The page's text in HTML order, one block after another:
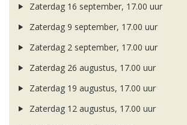
Zaterdag 16 september, 17.00 uur
Zaterdag 9 september, 17.00 uur
Zaterdag 2 september, 17.00 uur
Zaterdag 26 augustus, 17.00 uur
Zaterdag 19 augustus, 17.00 uur
Zaterdag 12 augustus, 17.00 uur